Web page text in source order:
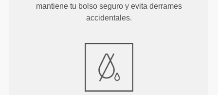
mantiene tu bolso seguro y evita derrames
accidentales.